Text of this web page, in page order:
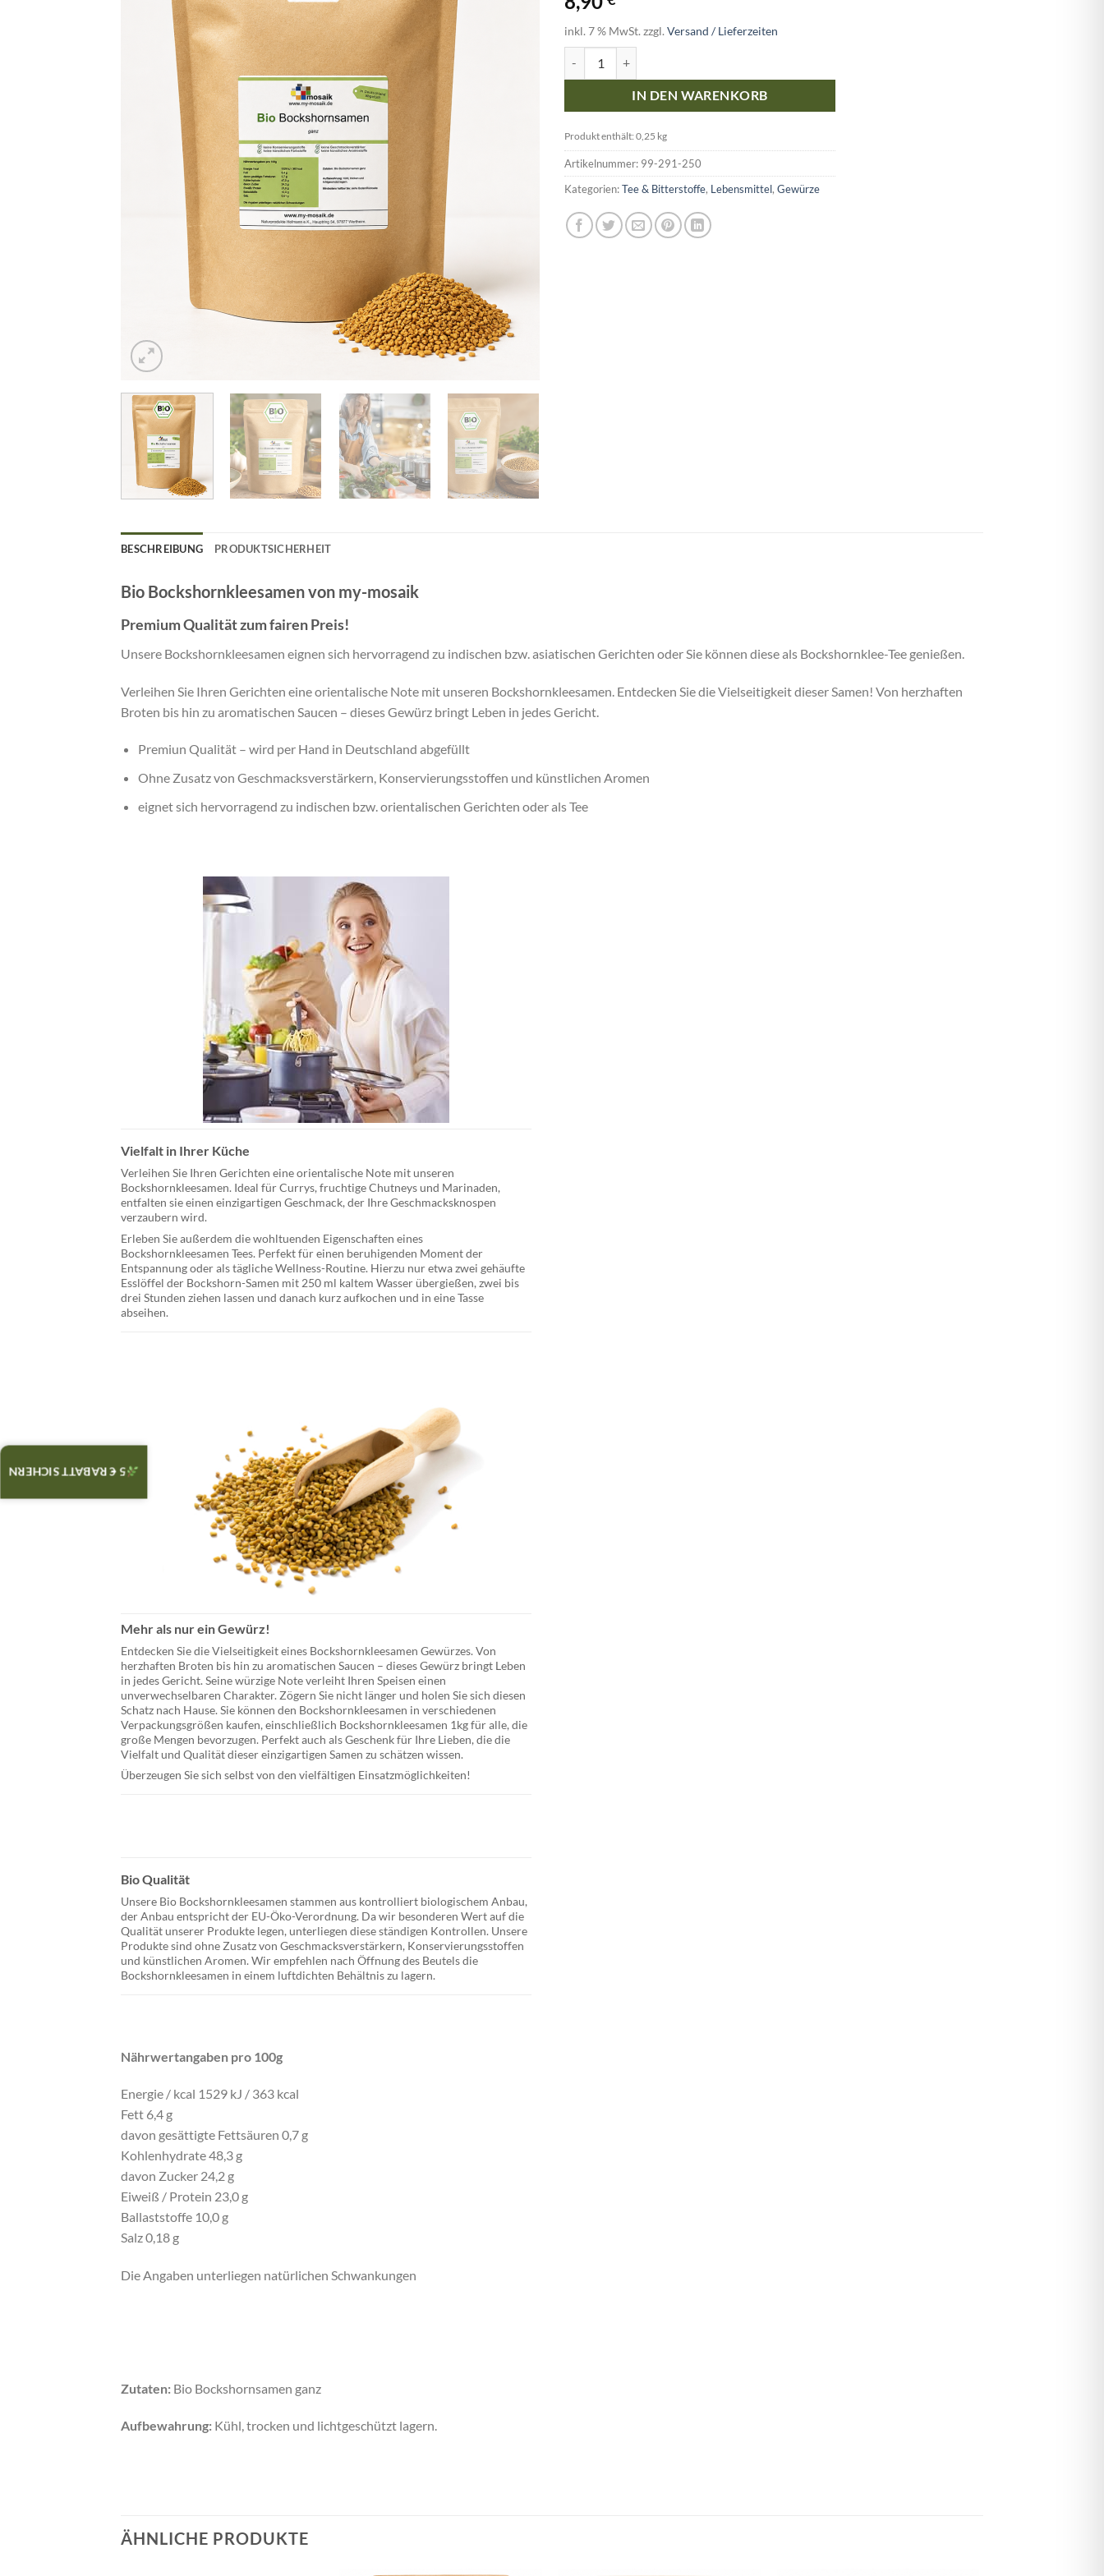
inkl. 7 % MwSt. zzgl. Versand / Lieferzeiten
IN DEN WARENKORB
Produkt enthält: 0,25 kg
Artikelnummer: 99-291-250
Kategorien:Tee & Bitterstoffe, Lebensmittel, Gewürze
BESCHREIBUNG PRODUKTSICHERHEIT
Bio Bockshornkleesamen von my-mosaik
Premium Qualität zum fairen Preis!
Unsere Bockshornkleesamen eignen sich hervorragend zu indischen bzw. asiatischen Gerichten oder Sie können diese als Bockshornklee-Tee genießen.
Verleihen Sie Ihren Gerichten eine orientalische Note mit unseren Bockshornkleesamen. Entdecken Sie die Vielseitigkeit dieser Samen! Von herzhaften
Broten bis hin zu aromatischen Saucen – dieses Gewürz bringt Leben in jedes Gericht.
Premiun Qualität – wird per Hand in Deutschland abgefüllt
Ohne Zusatz von Geschmacksverstärkern, Konservierungsstoffen und künstlichen Aromen
eignet sich hervorragend zu indischen bzw. orientalischen Gerichten oder als Tee
Vielfalt in Ihrer Küche
Verleihen Sie Ihren Gerichten eine orientalische Note mit unseren
Bockshornkleesamen. Ideal für Currys, fruchtige Chutneys und Marinaden,
entfalten sie einen einzigartigen Geschmack, der Ihre Geschmacksknospen
verzaubern wird.
Erleben Sie außerdem die wohltuenden Eigenschaften eines
Bockshornkleesamen Tees. Perfekt für einen beruhigenden Moment der
Entspannung oder als tägliche Wellness-Routine. Hierzu nur etwa zwei gehäufte
Esslöffel der Bockshorn-Samen mit 250 ml kaltem Wasser übergießen, zwei bis
drei Stunden ziehen lassen und danach kurz aufkochen und in eine Tasse
abseihen.
Mehr als nur ein Gewürz!
Entdecken Sie die Vielseitigkeit eines Bockshornkleesamen Gewürzes. Von
herzhaften Broten bis hin zu aromatischen Saucen – dieses Gewürz bringt Leben
in jedes Gericht. Seine würzige Note verleiht Ihren Speisen einen
unverwechselbaren Charakter. Zögern Sie nicht länger und holen Sie sich diesen
Schatz nach Hause. Sie können den Bockshornkleesamen in verschiedenen
Verpackungsgrößen kaufen, einschließlich Bockshornkleesamen 1kgfür alle, die
große Mengen bevorzugen. Perfekt auch als Geschenk für Ihre Lieben, die die
Vielfalt und Qualität dieser einzigartigen Samen zu schätzen wissen.
Überzeugen Sie sich selbst von den vielfältigen Einsatzmöglichkeiten!
Bio Qualität
Unsere Bio Bockshornkleesamen stammen aus kontrolliert biologischem Anbau,
der Anbau entspricht der EU-Öko-Verordnung. Da wir besonderen Wert auf die
Qualität unserer Produkte legen, unterliegen diese ständigen Kontrollen. Unsere
Produkte sind ohne Zusatz von Geschmacksverstärkern, Konservierungsstoffen
und künstlichen Aromen. Wir empfehlen nach Öffnung des Beutels die
Bockshornkleesamen in einem luftdichten Behältnis zu lagern.
Nährwertangaben pro 100g
Energie / kcal 1529 kJ / 363 kcal
Fett 6,4 g
davon gesättigte Fettsäuren 0,7 g
Kohlenhydrate 48,3 g
davon Zucker 24,2 g
Eiweiß / Protein 23,0 g
Ballaststoffe 10,0 g
Salz 0,18 g
Die Angaben unterliegen natürlichen Schwankungen
Zutaten: Bio Bockshornsamen ganz
Aufbewahrung: Kühl, trocken und lichtgeschützt lagern.
ÄHNLICHE PRODUKTE
5 € RABATT SICHERN